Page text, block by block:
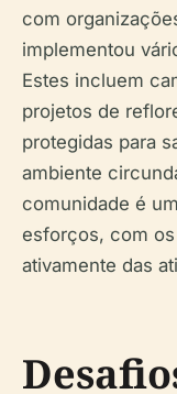
com
implementou
Estes incluem
projetos de
protegidas para
ambiente
comunidade é
esforços, com
ativamente das